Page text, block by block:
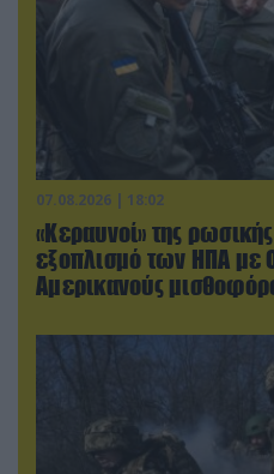
07.08.2026 | 18:02
«Κεραυνοί» της
εξοπλισμό των ΗΠΑ με
Αμερικανούς